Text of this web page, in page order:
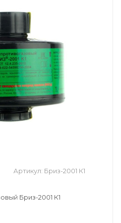
Артикул: Бриз-2001 К1
Бриз-2001 К1